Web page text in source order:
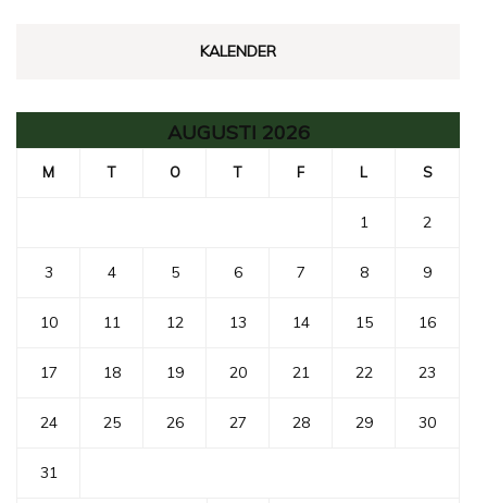
KALENDER
AUGUSTI 2026
M T O T F L S
1 2
3 4 5 6 7 8 9
10 11 12 13 14 15 16
17 18 19 20 21 22 23
24 25 26 27 28 29 30
31